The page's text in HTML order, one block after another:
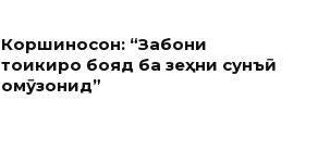
Коршиносон: “Забони
тоҷикиро бояд ба зеҳни сунъӣ
омӯзонид”